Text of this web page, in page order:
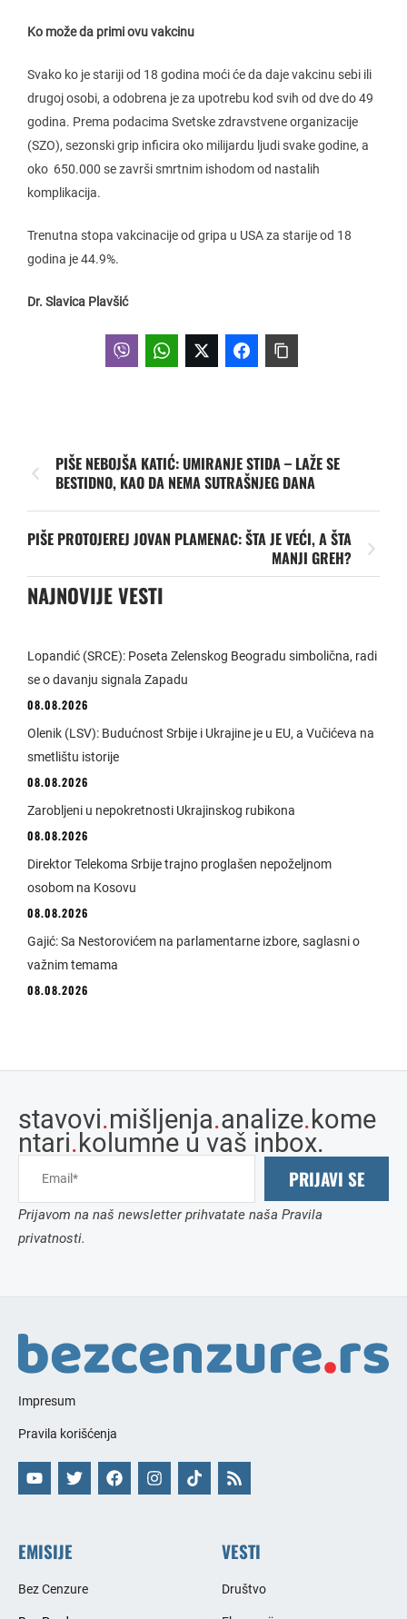
Ko može da primi ovu vakcinu
Svako ko je stariji od 18 godina moći će da daje vakcinu sebi ili
drugoj osobi, a odobrena je za upotrebu kod svih od dve do 49
godina. Prema podacima Svetske zdravstvene organizacije
(SZO), sezonski grip inficira oko milijardu ljudi svake godine, a
oko 650.000 se završi smrtnim ishodom od nastalih
komplikacija.
Trenutna stopa vakcinacije od gripa u USA za starije od 18
godina je 44.9%.
Dr. Slavica Plavšić
PIŠE NEBOJŠA KATIĆ: UMIRANJE STIDA – LAŽE SE
BESTIDNO, KAO DA NEMA SUTRAŠNJEG DANA
PIŠE PROTOJEREJ JOVAN PLAMENAC: ŠTA JE VEĆI, A ŠTA
MANJI GREH?
NAJNOVIJE VESTI
Lopandić (SRCE): Poseta Zelenskog Beogradu simbolična, radi
se o davanju signala Zapadu
08.08.2026
Olenik (LSV): Budućnost Srbije i Ukrajine je u EU, a Vučićeva na
smetlištu istorije
08.08.2026
Zarobljeni u nepokretnosti Ukrajinskog rubikona
08.08.2026
Direktor Telekoma Srbije trajno proglašen nepoželjnom
osobom na Kosovu
08.08.2026
Gajić: Sa Nestorovićem na parlamentarne izbore, saglasni o
važnim temama
08.08.2026
stavovi.mišljenja.analize.kome
ntari.kolumne u vaš inbox.
PRIJAVI SE
Prijavom na naš newsletter prihvatate naša Pravila
privatnosti.
Impresum
Pravila korišćenja
EMISIJE
Bez Cenzure
VESTI
Društvo